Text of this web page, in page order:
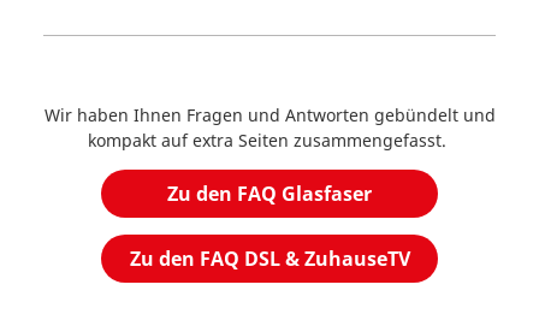
Wir haben Ihnen Fragen und Antworten gebündelt und
kompakt auf extra Seiten zusammengefasst.
Zu den FAQ Glasfaser
Zu den FAQ DSL & ZuhauseTV